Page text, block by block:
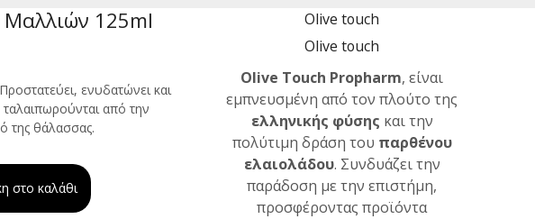
125ml
ενυδατώνει και
από την
της θάλασσας.
στο καλάθι
Olive touch
Olive touch
Olive Touch Propharm, είναι
εμπνευσμένη από τον πλούτο της
ελληνικής φύσης και την
πολύτιμη δράση του παρθένου
ελαιολάδου. Συνδυάζει την
παράδοση με την επιστήμη,
προσφέροντας προϊόντα